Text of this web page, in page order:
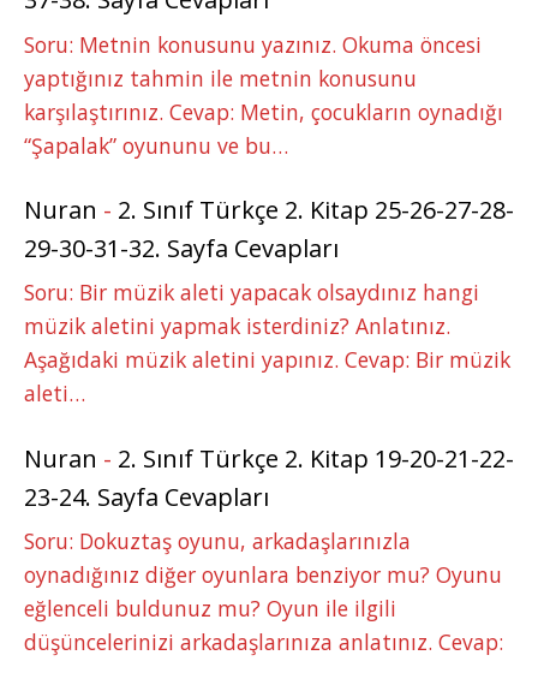
Soru: Metnin konusunu yazınız. Okuma öncesi
yaptığınız tahmin ile metnin konusunu
karşılaştırınız. Cevap: Metin, çocukların oynadığı
“Şapalak” oyununu ve bu…
Nuran - 2. Sınıf Türkçe 2. Kitap 25-26-27-28-
29-30-31-32. Sayfa Cevapları
Soru: Bir müzik aleti yapacak olsaydınız hangi
müzik aletini yapmak isterdiniz? Anlatınız.
Aşağıdaki müzik aletini yapınız. Cevap: Bir müzik
aleti…
Nuran - 2. Sınıf Türkçe 2. Kitap 19-20-21-22-
23-24. Sayfa Cevapları
Soru: Dokuztaş oyunu, arkadaşlarınızla
oynadığınız diğer oyunlara benziyor mu? Oyunu
eğlenceli buldunuz mu? Oyun ile ilgili
düşüncelerinizi arkadaşlarınıza anlatınız. Cevap: